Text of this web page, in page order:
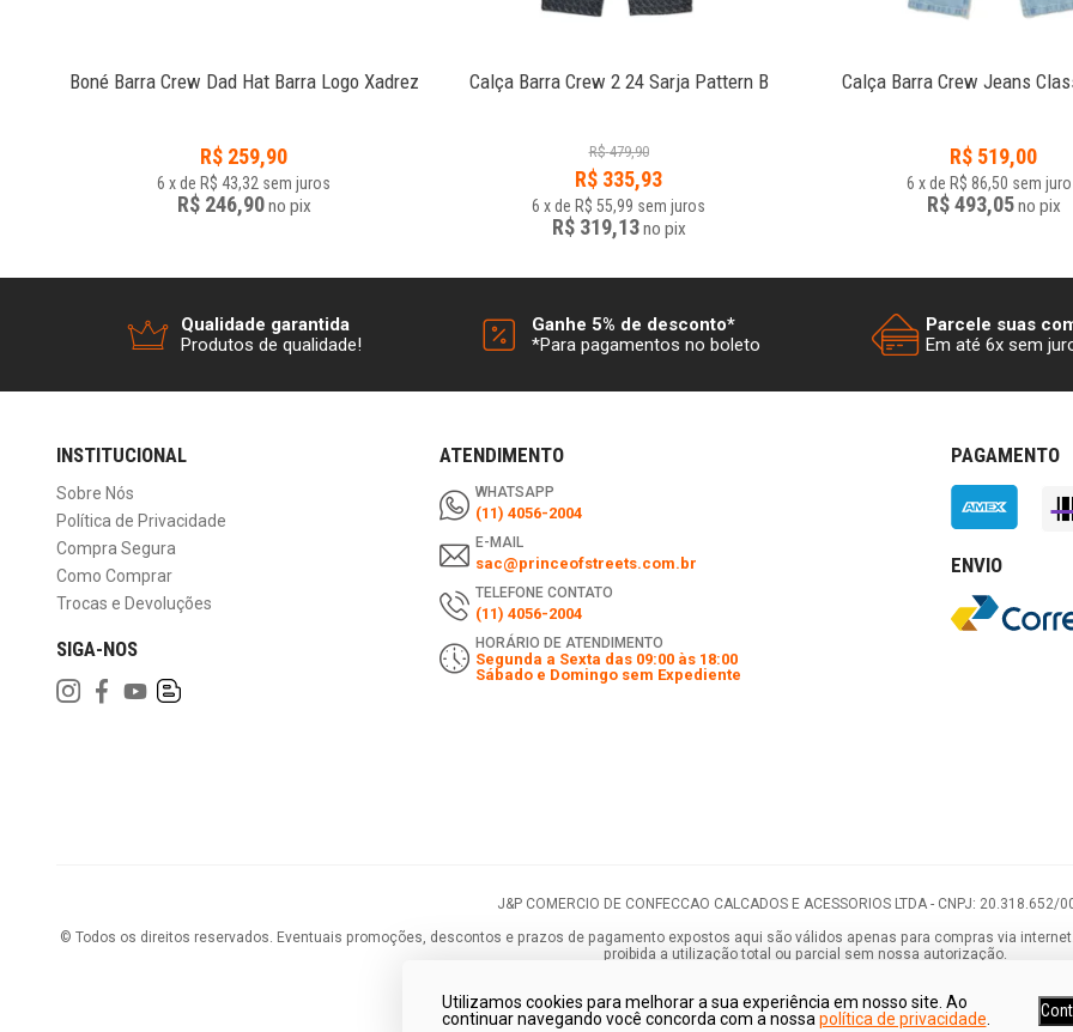
Boné Barra Crew Dad Hat Barra Logo Xadrez
R$ 259,90
6 xde R$ 43,32 sem juros
R$ 246,90no pix
Calça Barra Crew 2 24 Sarja Pattern B
R$ 479,90
R$ 335,93
6 xde R$ 55,99 sem juros
R$ 319,13no pix
Calça Barra Crew Jeans
R$ 519,00
6 xde R$ 86,50 sem
R$ 493,05no pix
Qualidade garantida
Produtos de qualidade!
Ganhe 5% de desconto*
*Para pagamentos no boleto
Parcele suas
Em até 6x sem
INSTITUCIONAL
Sobre Nós
Política de Privacidade
Compra Segura
Como Comprar
Trocas e Devoluções
SIGA-NOS
ATENDIMENTO
WHATSAPP
(11) 4056-2004
E-MAIL
sac@princeofstreets.com.br
TELEFONE CONTATO
(11) 4056-2004
HORÁRIO DE ATENDIMENTO
Segunda a Sexta das 09:00 às 18:00
Sábado e Domingo sem Expediente
PAGAMENTO
ENVIO
J&P COMERCIO DE CONFECCAO CALCADOS E ACESSORIOS LTDA - CNPJ: 20.318.652/
© Todos os direitos reservados. Eventuais promoções, descontos e prazos de pagamento expostos aqui são válidos apenas para compras via
proibida a utilização total ou parcial sem nossa autorização.
Utilizamos cookies para melhorar a sua experiência em nosso site. Ao
continuar navegando você concorda com a nossa política de privacidade